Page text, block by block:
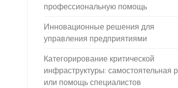
профессиональную помощь
Инновационные решения для
управления предприятиями
Категорирование критической
инфраструктуры: самостоятельная
или помощь специалистов